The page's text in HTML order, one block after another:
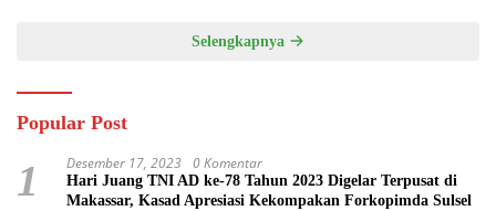
Selengkapnya
Popular Post
1 Desember 17, 2023 0 Komentar
Hari Juang TNI AD ke-78 Tahun 2023 Digelar Terpusat di
Makassar, Kasad Apresiasi Kekompakan Forkopimda Sulsel